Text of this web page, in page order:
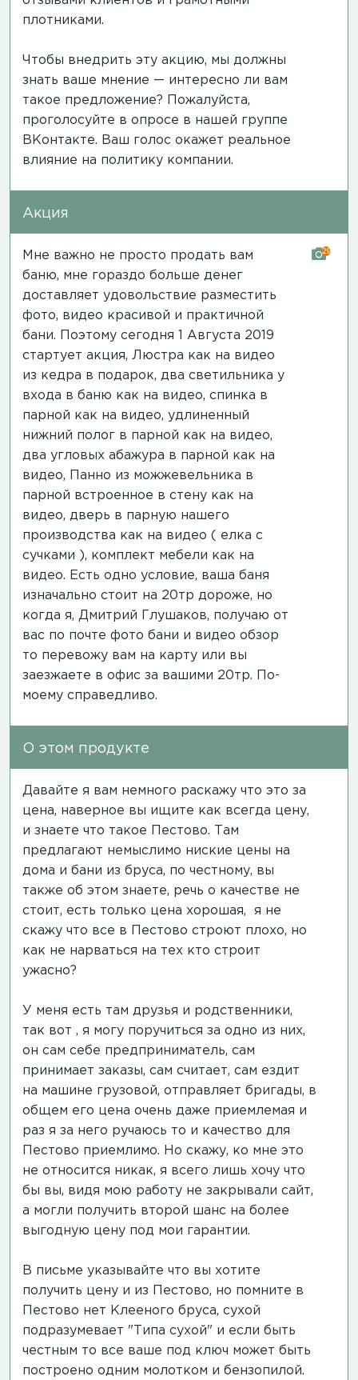
плотниками.
Чтобы внедрить эту акцию, мы должны
знать ваше мнение — интересно ли вам
такое предложение? Пожалуйста,
проголосуйте в опросе в нашей группе
ВКонтакте. Ваш голос окажет реальное
влияние на политику компании.
Акция
Мне важно не просто продать вам
баню, мне гораздо больше денег
доставляет удовольствие разместить
фото, видео красивой и практичной
бани. Поэтому сегодня 1 Августа 2019
стартует акция, Люстра как на видео
из кедра в подарок, два светильника у
входа в баню как на видео, спинка в
парной как на видео, удлиненный
нижний полог в парной как на видео,
два угловых абажура в парной как на
видео, Панно из можжевельника в
парной встроенное в стену как на
видео, дверь в парную нашего
производства как на видео ( елка с
сучками ), комплект мебели как на
видео. Есть одно условие, ваша баня
изначально стоит на 20тр дороже, но
когда я, Дмитрий Глушаков, получаю от
вас по почте фото бани и видео обзор
то перевожу вам на карту или вы
заезжаете в офис за вашими 20тр. По-
моему справедливо.
29
О этом продукте
Давайте я вам немного раскажу что это за
цена, наверное вы ищите как всегда цену,
и знаете что такое Пестово. Там
предлагают немыслимо ниские цены на
дома и бани из бруса, по честному, вы
также об этом знаете, речь о качестве не
стоит, есть только цена хорошая, я не
скажу что все в Пестово строют плохо, но
как не нарваться на тех кто строит
ужасно?
У меня есть там друзья и родственники,
так вот , я могу поручиться за одно из них,
он сам себе предприниматель, сам
принимает заказы, сам считает, сам ездит
на машине грузовой, отправляет бригады, в
общем его цена очень даже приемлемая и
раз я за него ручаюсь то и качество для
Пестово приемлимо. Но скажу, ко мне это
не относится никак, я всего лишь хочу что
бы вы, видя мою работу не закрывали сайт,
а могли получить второй шанс на более
выгодную цену под мои гарантии.
В письме указывайте что вы хотите
получить цену и из Пестово, но помните в
Пестово нет Клееного бруса, сухой
подразумевает "Типа сухой" и если быть
честным то все ваше под ключ может быть
построено одним молотком и бензопилой.